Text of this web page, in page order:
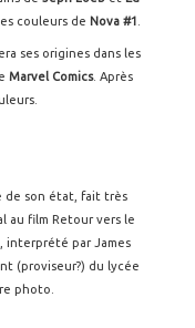
couleurs de Nova #1
ses origines dans les
Marvel Comics. Après
de son état, fait très
au film Retour vers le
interprété par James
(proviseur?) du lycée
photo.